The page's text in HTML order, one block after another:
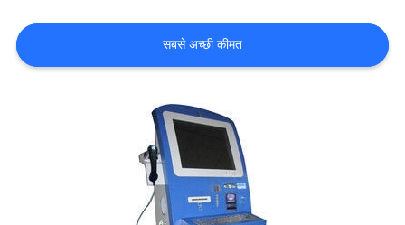
कारखाना
सबसे अच्छी कीमत